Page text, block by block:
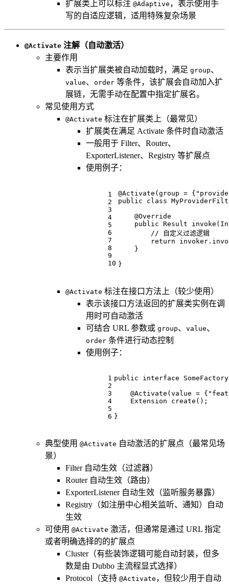
扩展类上可以标注 @Adaptive ，表示使用手
写的自适应逻辑，适用特殊复杂场景
@Activate 注解（自动激活）
主要作用
表示当扩展类被自动加载时，满足 group、
value、 order 等条件，该扩展会自动加入扩
展链，无需手动在配置中指定扩展名。
常见使用方式
@Activate 标注在扩展类上（最常见）
扩展类在满足 Activate 条件时自动激活
一般用于 Filter、Router、
ExporterListener、Registry 等扩展点
使用例子：
1
2
3
4
5
6
7
8
9
10
@Activate(group =
public
class
@Override
public Result invoke
// 自定义过滤逻辑
return
    }
}
@Activate 标注在接口方法上（较少使用）
表示该接口方法返回的扩展类实例在调
用时可自动激活
可结合 URL 参数或 group、 value、
order 条件进行动态控制
使用例子：
1
2
3
4
5
6
public interface
SomeFactory
@Activate(value =
Extension create () ;
}
典型使用 @Activate 自动激活的扩展点（最常见场
景）
Filter 自动生效（过滤器）
Router 自动生效（路由）
ExporterListener 自动生效（监听服务暴露）
Registry（如注册中心相关监听、通知）自动
生效
可使用 @Activate 激活，但通常是通过 URL 指定
或者明确选择的的扩展点
Cluster（有些装饰逻辑可能自动封装，但多
数是由 Dubbo 主流程显式选择）
Protocol（支持 @Activate ，但较少用于自动